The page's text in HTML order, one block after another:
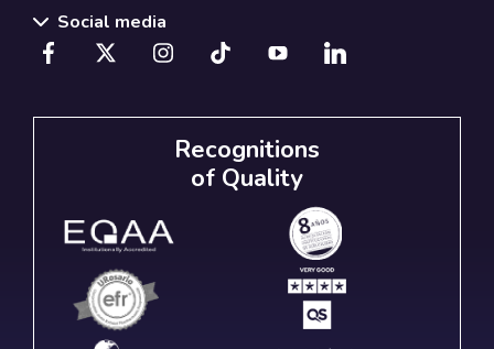
Social media
Recognitions
of Quality